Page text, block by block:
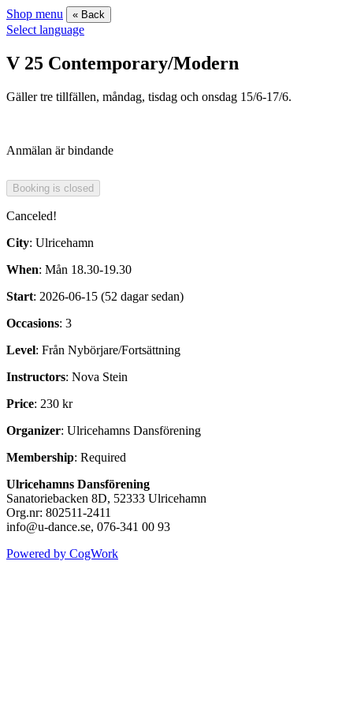
Shop menu « Back
Select language
V 25 Contemporary/Modern
Gäller tre tillfällen, måndag, tisdag och onsdag 15/6-17/6.
Anmälan är bindande
Canceled!
City: Ulricehamn
When: Mån 18.30-19.30
Start: 2026-06-15 (52 dagar sedan)
Occasions: 3
Level: Från Nybörjare/Fortsättning
Instructors: Nova Stein
Price: 230 kr
Organizer: Ulricehamns Dansförening
Membership: Required
Ulricehamns Dansförening
Sanatoriebacken 8D, 52333 Ulricehamn
Org.nr: 802511-2411
info@u-dance.se, 076-341 00 93
Powered by CogWork